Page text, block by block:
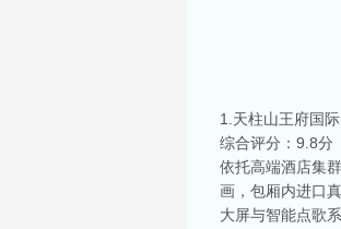
1.天柱山王府国
综合评分：9.8分
依托高端酒店集
画，包厢内进口
大屏与智能点歌